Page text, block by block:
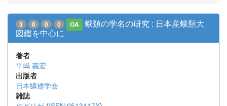
3 0 0 0 OA
蛾類の学名の研究 : 日本産蛾類大
図鑑を中心に
著者
平嶋 義宏
出版者
日本鱗翅学会
雑誌